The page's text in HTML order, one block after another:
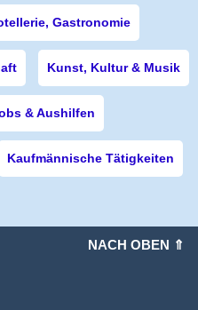
Gastronomie
Kunst, Kultur & Musik
& Aushilfen
Kaufmännische Tätigkeiten
NACH OBEN ⇑